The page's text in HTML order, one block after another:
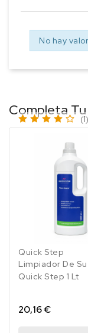
No hay
Completa
Quick Step
Limpiador De
Quick Step 1 Lt
(1)
20,16 €